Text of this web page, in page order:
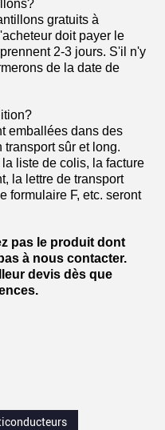
gratuits à
doit payer le
2-3 jours. S'il n'y
de la date de
emballées dans des
sûr et long.
liste de colis, la facture
la lettre de transport
formulaire F, etc. seront
pas le produit dont
à nous contacter.
devis dès que